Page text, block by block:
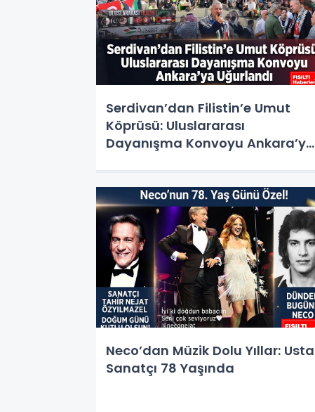
Serdivan’dan Filistin’e Umut
Köprüsü: Uluslararası
Dayanışma Konvoyu Ankara’ya
Neco’dan Müzik Dolu Yıllar: Usta
Sanatçı 78 Yaşında